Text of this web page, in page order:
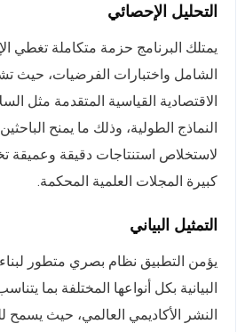
التحليل الإحصائي
يمتلك البرنامج حزمة متكاملة تغطي
الشامل واختبارات الفرضيات، حيث
الاقتصادية القياسية المتقدمة مثل
النماذج الطولية، وذلك ما يمنح
لاستخلاص استنتاجات دقيقة
كبيرة المجلات العلمية المحكمة.
التمثيل البياني
يؤمن التطبيق نظام بصري متطور
البيانية بكل أنواعها المختلفة بما
النشر الأكاديمي العالمي، حيث يسمح